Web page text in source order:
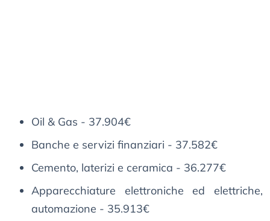
Oil & Gas - 37.904€
Banche e servizi finanziari - 37.582€
Cemento, laterizi e ceramica - 36.277€
Apparecchiature elettroniche ed elettriche,
automazione - 35.913€